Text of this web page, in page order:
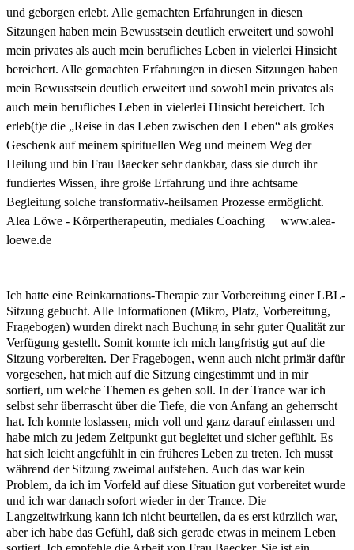
und geborgen erlebt. Alle gemachten Erfahrungen in diesen
Sitzungen haben mein Bewusstsein deutlich erweitert und sowohl
mein privates als auch mein berufliches Leben in vielerlei Hinsicht
bereichert. Alle gemachten Erfahrungen in diesen Sitzungen haben
mein Bewusstsein deutlich erweitert und sowohl mein privates als
auch mein berufliches Leben in vielerlei Hinsicht bereichert. Ich
erleb(t)e die „Reise in das Leben zwischen den Leben“ als großes
Geschenk auf meinem spirituellen Weg und meinem Weg der
Heilung und bin Frau Baecker sehr dankbar, dass sie durch ihr
fundiertes Wissen, ihre große Erfahrung und ihre achtsame
Begleitung solche transformativ-heilsamen Prozesse ermöglicht.
Alea Löwe - Körpertherapeutin, mediales Coaching www.alea-
loewe.de
Ich hatte eine Reinkarnations-Therapie zur Vorbereitung einer LBL-
Sitzung gebucht. Alle Informationen (Mikro, Platz, Vorbereitung,
Fragebogen) wurden direkt nach Buchung in sehr guter Qualität zur
Verfügung gestellt. Somit konnte ich mich langfristig gut auf die
Sitzung vorbereiten. Der Fragebogen, wenn auch nicht primär dafür
vorgesehen, hat mich auf die Sitzung eingestimmt und in mir
sortiert, um welche Themen es gehen soll. In der Trance war ich
selbst sehr überrascht über die Tiefe, die von Anfang an geherrscht
hat. Ich konnte loslassen, mich voll und ganz darauf einlassen und
habe mich zu jedem Zeitpunkt gut begleitet und sicher gefühlt. Es
hat sich leicht angefühlt in ein früheres Leben zu treten. Ich musst
während der Sitzung zweimal aufstehen. Auch das war kein
Problem, da ich im Vorfeld auf diese Situation gut vorbereitet wurde
und ich war danach sofort wieder in der Trance. Die
Langzeitwirkung kann ich nicht beurteilen, da es erst kürzlich war,
aber ich habe das Gefühl, daß sich gerade etwas in meinem Leben